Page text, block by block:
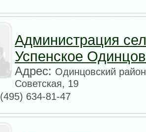
Администрация
Успенское
Адрес:Одинцовский
Советская, 19
(495) 634-81-47